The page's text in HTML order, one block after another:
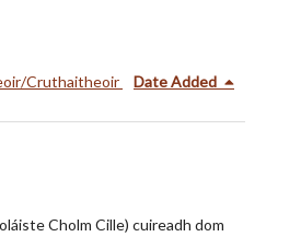
Cruthaitheoir Date Added
Cholm Cille) cuireadh dom